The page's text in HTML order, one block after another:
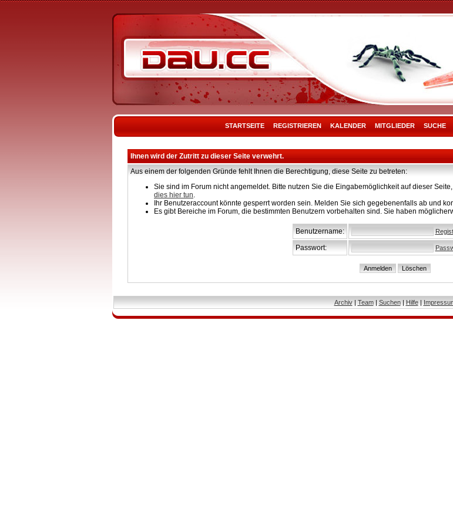
STARTSEITE REGISTRIEREN KALENDER MITGLIEDER SUCHE
Ihnen wird der Zutritt zu dieser Seite verwehrt.
Aus einem der folgenden Gründe fehlt Ihnen die Berechtigung, diese Seite zu betreten:
Sie sind im Forum nicht angemeldet. Bitte nutzen Sie die Eingabemöglichkeit auf dieser
dies hier tun.
Ihr Benutzeraccount könnte gesperrt worden sein. Melden Sie sich gegebenenfalls ab und
Es gibt Bereiche im Forum, die bestimmten Benutzern vorbehalten sind. Sie haben
Benutzername:
Passwort:
Archiv| Team| Suchen| Hilfe|